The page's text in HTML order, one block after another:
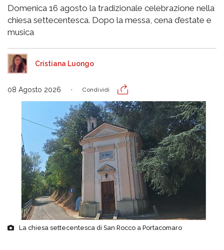
Domenica 16 agosto la tradizionale celebrazione nella
chiesa settecentesca. Dopo la messa, cena d’estate e
musica
Cristiana Luongo
08 Agosto 2026 Condividi
La chiesa settecentesca di San Rocco a Portacomaro